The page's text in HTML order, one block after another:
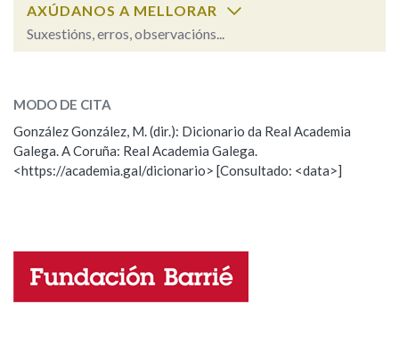
AXÚDANOS A MELLORAR
Suxestións, erros, observacións...
ESCOLLE UNHA OPCIÓN:
Observación Hai un erro na palabra
Propoño mellorar a definición
Nome
MODO DE CITA
González González, M. (dir.): Dicionario da Real Academia
Galega. A Coruña: Real Academia Galega.
<https://academia.gal/dicionario> [Consultado: <data>]